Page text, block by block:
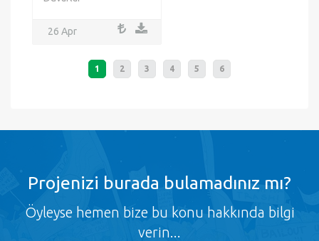
26 Apr
1 2 3 4 5 6
Projenizi burada bulamadınız mı?
Öyleyse hemen bize bu konu hakkında bilgi
verin...